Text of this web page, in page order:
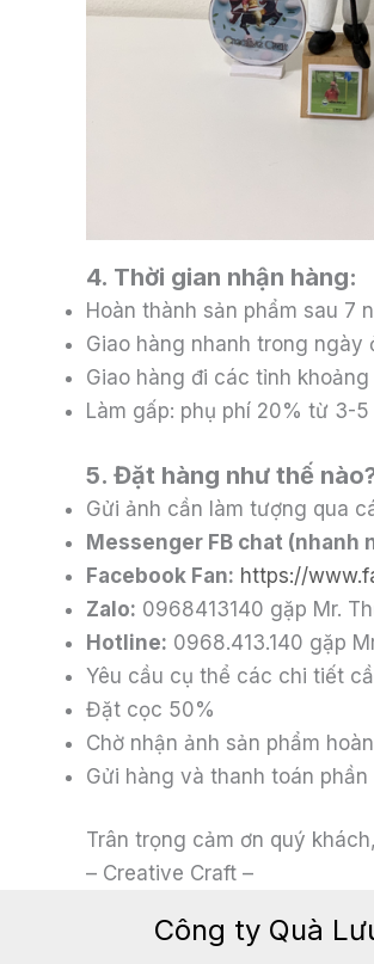
4. Thời gian nhận hàng:
Hoàn thành sản phẩm sau 7
Giao hàng nhanh trong ngày
Giao hàng đi các tỉnh
Làm gấp: phụ phí 20% từ 3-
5. Đặt hàng như thế
Gửi ảnh cần làm tượng qua
Messenger FB chat (nhanh
Facebook Fan: https://
Zalo: 0968413140 gặp Mr.
Hotline: 0968.413.140 gặp
Yêu cầu cụ thể các chi tiết
Đặt cọc 50%
Chờ nhận ảnh sản phẩm
Gửi hàng và thanh toán
Trân trọng cảm ơn quý khách,
– Creative Craft –
Công ty Quà